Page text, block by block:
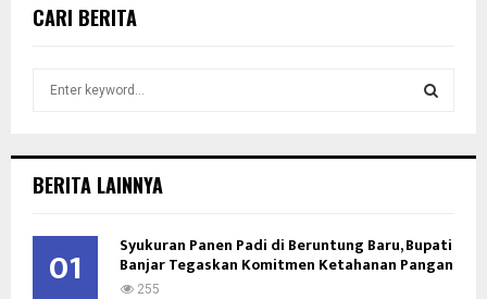
CARI BERITA
h
o
R
BERITA LAINNYA
01 Syukuran Panen Padi di Beruntung Baru, Bupati
Banjar Tegaskan Komitmen Ketahanan Pangan
255